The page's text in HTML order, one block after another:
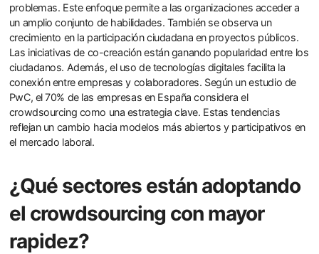
problemas. Este enfoque permite a las organizaciones acceder a
un amplio conjunto de habilidades. También se observa un
crecimiento en la participación ciudadana en proyectos públicos.
Las iniciativas de co-creación están ganando popularidad entre los
ciudadanos. Además, el uso de tecnologías digitales facilita la
conexión entre empresas y colaboradores. Según un estudio de
PwC, el 70% de las empresas en España considera el
crowdsourcing como una estrategia clave. Estas tendencias
reflejan un cambio hacia modelos más abiertos y participativos en
el mercado laboral.
¿Qué sectores están adoptando
el crowdsourcing con mayor
rapidez?